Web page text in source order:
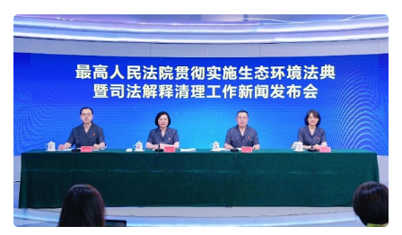
“零关税”实施100天 见证中非合作新气象
高温下用电负荷创新高 解码今夏的清凉底气
活力中国调研行丨弯道超车 如何“皖”美提速
年中经济观察 服务实体经济 财政金融打出"组合拳"